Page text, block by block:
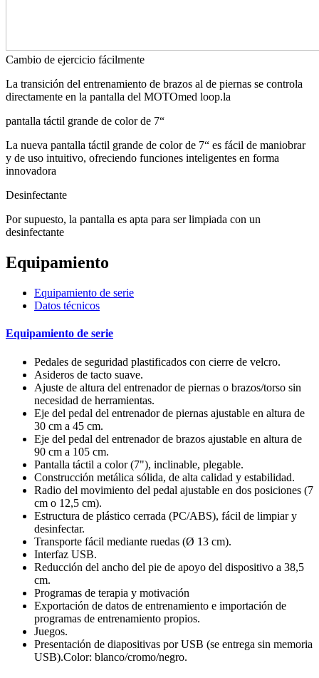
Cambio de ejercicio fácilmente
La transición del entrenamiento de brazos al de piernas se controla
directamente en la pantalla del MOTOmed loop.la
pantalla táctil grande de color de 7“
La nueva pantalla táctil grande de color de 7“ es fácil de maniobrar
y de uso intuitivo, ofreciendo funciones inteligentes en forma
innovadora
Desinfectante
Por supuesto, la pantalla es apta para ser limpiada con un
desinfectante
Equipamiento
Equipamiento de serie
Datos técnicos
Equipamiento de serie
Pedales de seguridad plastificados con cierre de velcro.
Asideros de tacto suave.
Ajuste de altura del entrenador de piernas o brazos/torso sin
necesidad de herramientas.
Eje del pedal del entrenador de piernas ajustable en altura de
30 cm a 45 cm.
Eje del pedal del entrenador de brazos ajustable en altura de
90 cm a 105 cm.
Pantalla táctil a color (7"), inclinable, plegable.
Construcción metálica sólida, de alta calidad y estabilidad.
Radio del movimiento del pedal ajustable en dos posiciones (7
cm o 12,5 cm).
Estructura de plástico cerrada (PC/ABS), fácil de limpiar y
desinfectar.
Transporte fácil mediante ruedas (Ø 13 cm).
Interfaz USB.
Reducción del ancho del pie de apoyo del dispositivo a 38,5
cm.
Programas de terapia y motivación
Exportación de datos de entrenamiento e importación de
programas de entrenamiento propios.
Juegos.
Presentación de diapositivas por USB (se entrega sin memoria
USB).Color: blanco/cromo/negro.